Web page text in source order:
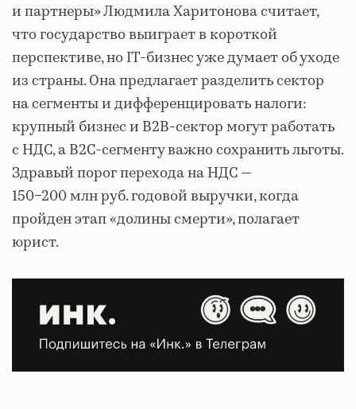
и партнеры» Людмила Харитонова считает,
что государство выиграет в короткой
перспективе, но IT-бизнес уже думает об уходе
из страны. Она предлагает разделить сектор
на сегменты и дифференцировать налоги:
крупный бизнес и B2B-сектор могут работать
с НДС, а В2С-сегменту важно сохранить льготы.
Здравый порог перехода на НДС —
150−200 млн руб. годовой выручки, когда
пройден этап «долины смерти», полагает
юрист.